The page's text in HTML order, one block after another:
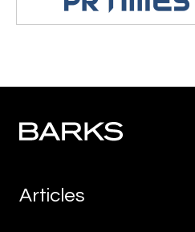
Articles